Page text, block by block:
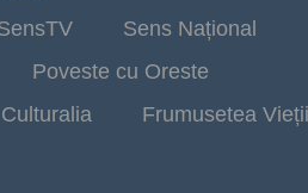
Sens Național
Poveste cu Oreste
Culturalia Frumusetea Vieții